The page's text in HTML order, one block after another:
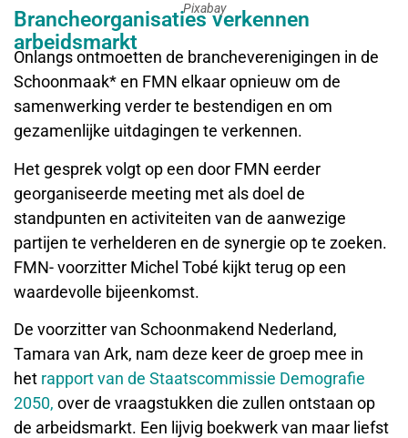
Pixabay
Brancheorganisaties verkennen
arbeidsmarkt
Onlangs ontmoetten de brancheverenigingen in de
Schoonmaak* en FMN elkaar opnieuw om de
samenwerking verder te bestendigen en om
gezamenlijke uitdagingen te verkennen.
Het gesprek volgt op een door FMN eerder
georganiseerde meeting met als doel de
standpunten en activiteiten van de aanwezige
partijen te verhelderen en de synergie op te zoeken.
FMN- voorzitter Michel Tobé kijkt terug op een
waardevolle bijeenkomst.
De voorzitter van Schoonmakend Nederland,
Tamara van Ark, nam deze keer de groep mee in
het rapport van de Staatscommissie Demografie
2050, over de vraagstukken die zullen ontstaan op
de arbeidsmarkt. Een lijvig boekwerk van maar liefst